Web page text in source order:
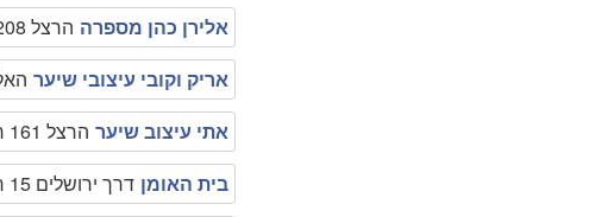
אלירן כהן מספרה הרצל 208 רחובות , 0777009818
אריק וקובי עיצובי שיער האלוף
אתי עיצוב שיער הרצל 161 רחובות , 089453185
בית האומן דרך ירושלים 15 רחובות , 089356006